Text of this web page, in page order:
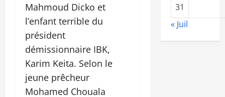
Mahmoud Dicko et
l’enfant terrible du
président
démissionnaire IBK,
Karim Keita. Selon le
jeune prêcheur
Mohamed Chouala
31
« Juil